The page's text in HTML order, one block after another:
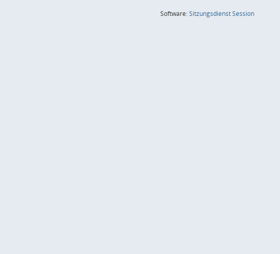
Software:SitzungsdienstSession(Wird in